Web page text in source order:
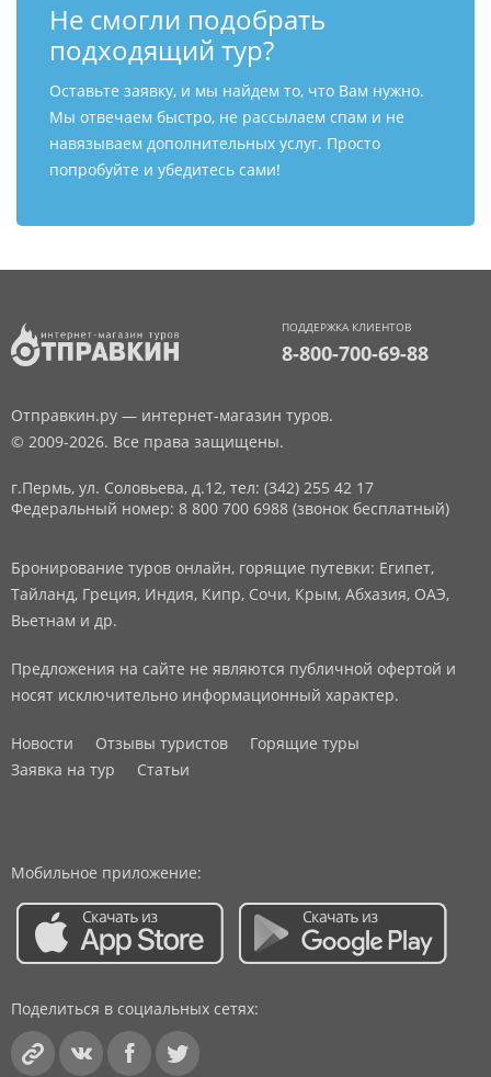
Не смогли подобрать
подходящий тур?
Оставьте заявку, и мы найдем то, что Вам нужно.
Мы отвечаем быстро, не рассылаем спам и не
навязываем дополнительных услуг. Просто
попробуйте и убедитесь сами!
ПОДДЕРЖКА КЛИЕНТОВ
8-800-700-69-88
Отправкин.ру — интернет-магазин туров.
© 2009-2026. Все права защищены.
г.Пермь, ул. Соловьева, д.12, тел: (342) 255 42 17
Федеральный номер: 8 800 700 6988 (звонок бесплатный)
Бронирование туров онлайн, горящие путевки: Египет,
Тайланд, Греция, Индия, Кипр, Сочи, Крым, Абхазия, ОАЭ,
Вьетнам и др.
Предложения на сайте не являются публичной офертой и
носят исключительно информационный характер.
Новости Отзывы туристов
Горящие туры
Заявка на тур
Статьи
Мобильное приложение:
Поделиться в социальных сетях: